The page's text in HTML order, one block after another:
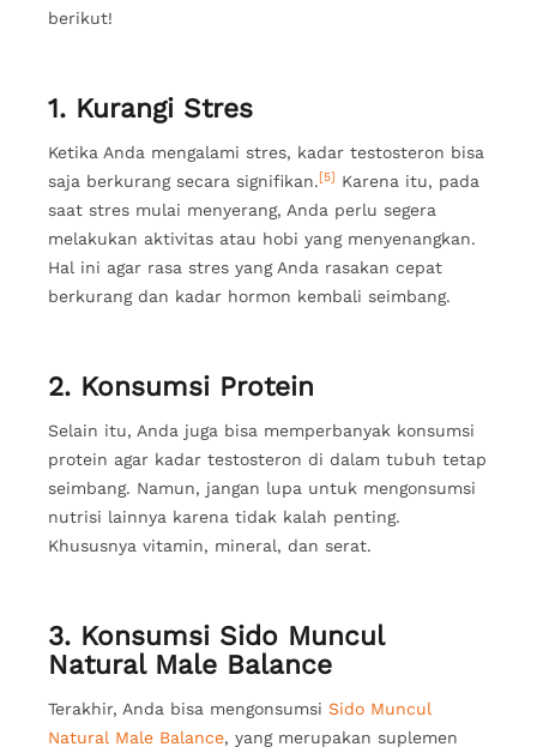
berikut!
1. Kurangi Stres
Ketika Anda mengalami stres, kadar testosteron bisa
saja berkurang secara signifikan.[5] Karena itu, pada
saat stres mulai menyerang, Anda perlu segera
melakukan aktivitas atau hobi yang menyenangkan.
Hal ini agar rasa stres yang Anda rasakan cepat
berkurang dan kadar hormon kembali seimbang.
2. Konsumsi Protein
Selain itu, Anda juga bisa memperbanyak konsumsi
protein agar kadar testosteron di dalam tubuh tetap
seimbang. Namun, jangan lupa untuk mengonsumsi
nutrisi lainnya karena tidak kalah penting.
Khususnya vitamin, mineral, dan serat.
3. Konsumsi Sido Muncul
Natural Male Balance
Terakhir, Anda bisa mengonsumsi Sido Muncul
Natural Male Balance, yang merupakan suplemen